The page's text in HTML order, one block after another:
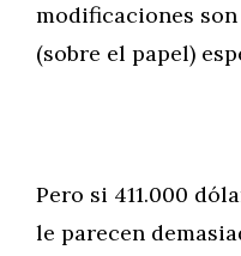
modificaciones
(sobre el papel)
Pero si 411.000
le parecen